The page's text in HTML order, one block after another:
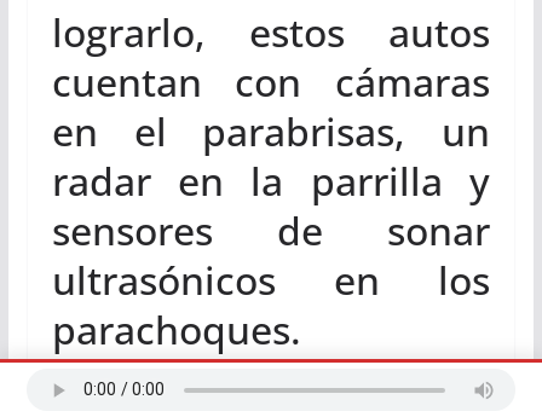
lograrlo, estos autos
cuentan con cámaras
en el parabrisas, un
radar en la parrilla y
sensores de sonar
ultrasónicos en los
parachoques.